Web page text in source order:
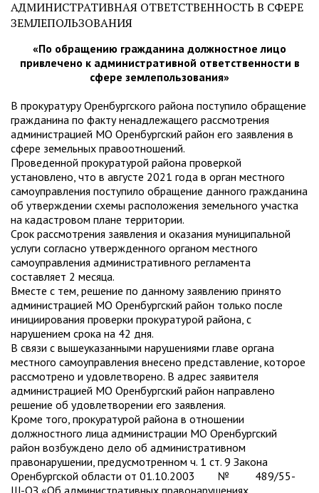
АДМИНИСТРАТИВНАЯ ОТВЕТСТВЕННОСТЬ В СФЕРЕ
ЗЕМЛЕПОЛЬЗОВАНИЯ
«По обращению гражданина должностное лицо
привлечено к административной ответственности в
сфере землепользования»
В прокуратуру Оренбургского района поступило обращение
гражданина по факту ненадлежащего рассмотрения
администрацией МО Оренбургский район его заявления в
сфере земельных правоотношений.
Проведенной прокуратурой района проверкой
установлено, что в августе 2021 года в орган местного
самоуправления поступило обращение данного гражданина
об утверждении схемы расположения земельного участка
на кадастровом плане территории.
Срок рассмотрения заявления и оказания муниципальной
услуги согласно утвержденного органом местного
самоуправления административного регламента
составляет 2 месяца.
Вместе с тем, решение по данному заявлению принято
администрацией МО Оренбургский район только после
инициирования проверки прокуратурой района, с
нарушением срока на 42 дня.
В связи с вышеуказанными нарушениями главе органа
местного самоуправления внесено представление, которое
рассмотрено и удовлетворено. В адрес заявителя
администрацией МО Оренбургский район направлено
решение об удовлетворении его заявления.
Кроме того, прокуратурой района в отношении
должностного лица администрации МО Оренбургский
район возбуждено дело об административном
правонарушении, предусмотренном ч. 1 ст. 9 Закона
Оренбургской области от 01.10.2003 № 489/55-
Ш-ОЗ «Об административных правонарушениях